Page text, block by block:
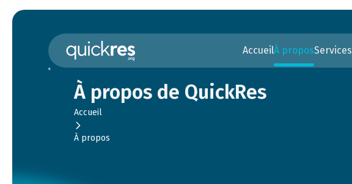
AccueilÀ proposServices
À propos de QuickRes
Accueil
À propos